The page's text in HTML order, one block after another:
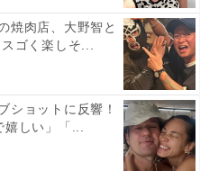
焼肉店、大野智と
ゴく楽しそ...
ショットに反響！
嬉しい」「...